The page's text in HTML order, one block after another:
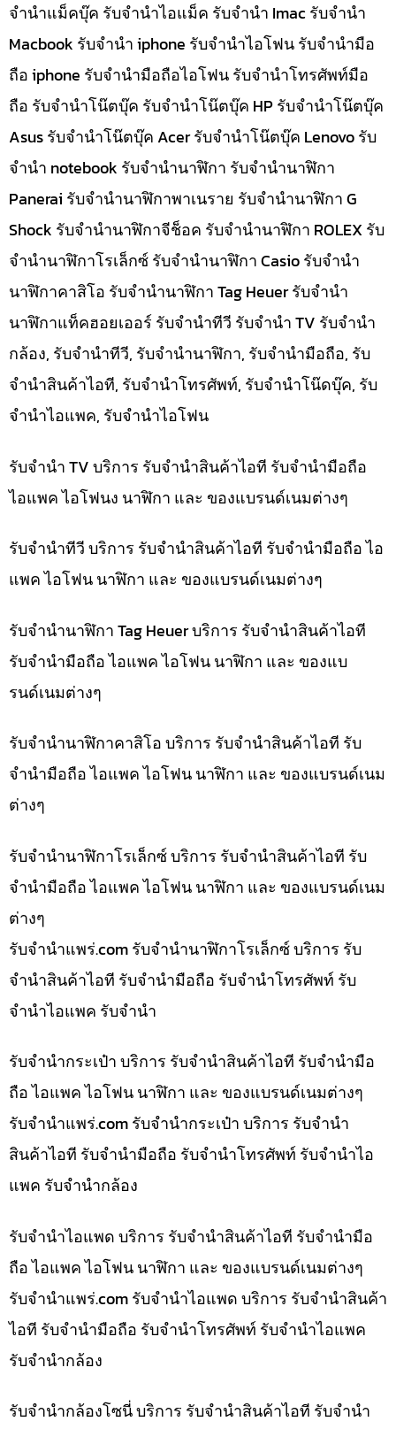
จำนำแม็คบุ๊ค รับจำนำไอแม็ค รับจำนำ Imac รับจำนำ
Macbook รับจำนำ iphone รับจำนำไอโฟน รับจำนำมือ
ถือ iphone รับจำนำมือถือไอโฟน รับจำนำโทรศัพท์มือ
ถือ รับจำนำโน๊ตบุ๊ค รับจำนำโน๊ตบุ๊ค HP รับจำนำโน๊ตบุ๊ค
Asus รับจำนำโน๊ตบุ๊ค Acer รับจำนำโน๊ตบุ๊ค Lenovo รับ
จำนำ notebook รับจำนำนาฬิกา รับจำนำนาฬิกา
Panerai รับจำนำนาฬิกาพาเนราย รับจำนำนาฬิกา G
Shock รับจำนำนาฬิกาจีช็อค รับจำนำนาฬิกา ROLEX รับ
จำนำนาฬิกาโรเล็กซ์ รับจำนำนาฬิกา Casio รับจำนำ
นาฬิกาคาสิโอ รับจำนำนาฬิกา Tag Heuer รับจำนำ
นาฬิกาแท็คฮอยเออร์ รับจำนำทีวี รับจำนำ TV รับจำนำ
กล้อง, รับจำนำทีวี, รับจำนำนาฬิกา, รับจำนำมือถือ, รับ
จำนำสินค้าไอที, รับจำนำโทรศัพท์, รับจำนำโน๊ดบุ๊ค, รับ
จำนำไอแพค, รับจำนำไอโฟน
รับจำนำ TV บริการ รับจำนำสินค้าไอที รับจำนำมือถือ
ไอแพค ไอโฟนง นาฬิกา และ ของแบรนด์เนมต่างๆ
รับจำนำทีวี บริการ รับจำนำสินค้าไอที รับจำนำมือถือ ไอ
แพค ไอโฟน นาฬิกา และ ของแบรนด์เนมต่างๆ
รับจำนำนาฬิกา Tag Heuer บริการ รับจำนำสินค้าไอที
รับจำนำมือถือ ไอแพค ไอโฟน นาฬิกา และ ของแบ
รนด์เนมต่างๆ
รับจำนำนาฬิกาคาสิโอ บริการ รับจำนำสินค้าไอที รับ
จำนำมือถือ ไอแพค ไอโฟน นาฬิกา และ ของแบรนด์เนม
ต่างๆ
รับจำนำนาฬิกาโรเล็กซ์ บริการ รับจำนำสินค้าไอที รับ
จำนำมือถือ ไอแพค ไอโฟน นาฬิกา และ ของแบรนด์เนม
ต่างๆ
รับจํานําแพร่.com รับจำนำนาฬิกาโรเล็กซ์ บริการ รับ
จำนำสินค้าไอที รับจำนำมือถือ รับจำนำโทรศัพท์ รับ
จำนำไอแพค รับจำนำ
รับจำนำกระเป๋า บริการ รับจำนำสินค้าไอที รับจำนำมือ
ถือ ไอแพค ไอโฟน นาฬิกา และ ของแบรนด์เนมต่างๆ
รับจํานําแพร่.com รับจำนำกระเป๋า บริการ รับจำนำ
สินค้าไอที รับจำนำมือถือ รับจำนำโทรศัพท์ รับจำนำไอ
แพค รับจำนำกล้อง
รับจำนำไอแพด บริการ รับจำนำสินค้าไอที รับจำนำมือ
ถือ ไอแพค ไอโฟน นาฬิกา และ ของแบรนด์เนมต่างๆ
รับจํานําแพร่.com รับจำนำไอแพด บริการ รับจำนำสินค้า
ไอที รับจำนำมือถือ รับจำนำโทรศัพท์ รับจำนำไอแพค
รับจำนำกล้อง
รับจำนำกล้องโซนี่ บริการ รับจำนำสินค้าไอที รับจำนำ